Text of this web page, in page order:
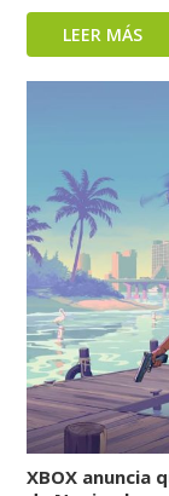
LEER MÁS
XBOX anuncia